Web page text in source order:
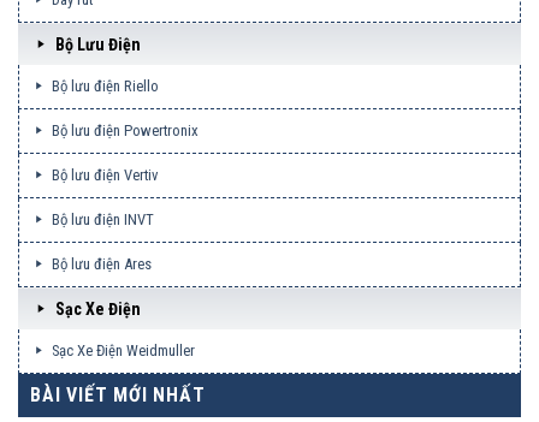
Bộ Lưu Điện
Bộ lưu điện Riello
Bộ lưu điện Powertronix
Bộ lưu điện Vertiv
Bộ lưu điện INVT
Bộ lưu điện Ares
Sạc Xe Điện
Sạc Xe Điện Weidmuller
BÀI VIẾT MỚI NHẤT